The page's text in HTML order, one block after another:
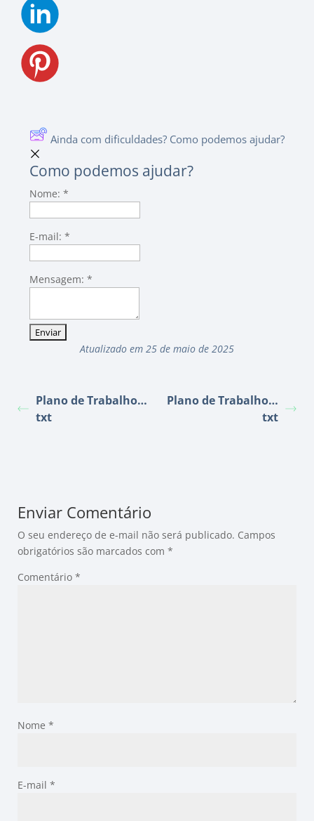
Ainda com dificuldades? Como podemos ajudar?
Como podemos ajudar?
Nome: *
E-mail: *
Mensagem: *
Atualizado em 25 de maio de 2025
Plano de Trabalho…
txt
Plano de Trabalho…
txt
Enviar Comentário
O seu endereço de e-mail não será publicado. Campos
obrigatórios são marcados com *
Comentário *
Nome *
E-mail *